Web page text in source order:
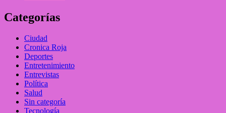
Categorías
Ciudad
Cronica Roja
Deportes
Entretenimiento
Entrevistas
Política
Salud
Sin categoría
Tecnología